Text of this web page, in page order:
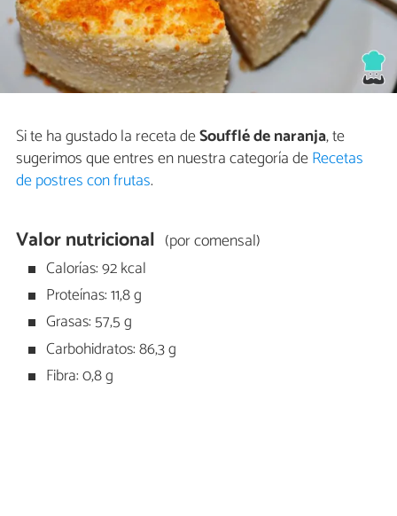
Si te ha gustado la receta deSoufflé de naranja, te
sugerimos que entres en nuestra categoría deRecetas
de postres con frutas.
Valor nutricional (por comensal)
Calorías: 92 kcal
Proteínas: 11,8 g
Grasas: 57,5 g
Carbohidratos: 86,3 g
Fibra: 0,8 g